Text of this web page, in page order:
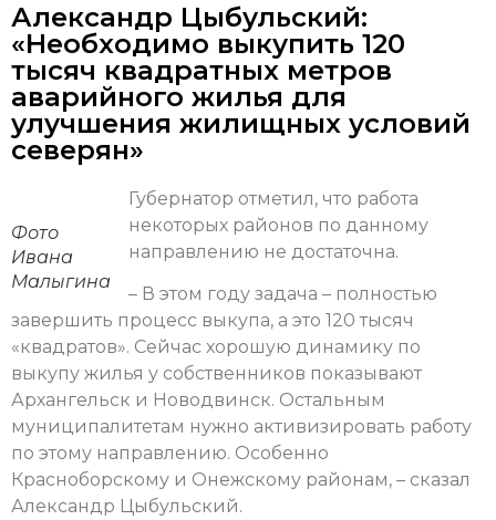
Александр Цыбульский:
«Необходимо выкупить 120
тысяч квадратных метров
аварийного жилья для
улучшения жилищных условий
северян»
Фото
Ивана
Малыгина
Губернатор отметил, что работа
некоторых районов по данному
направлению не достаточна.
– В этом году задача – полностью
завершить процесс выкупа, а это 120 тысяч
«квадратов». Сейчас хорошую динамику по
выкупу жилья у собственников показывают
Архангельск и Новодвинск. Остальным
муниципалитетам нужно активизировать работу
по этому направлению. Особенно
Красноборскому и Онежскому районам, – сказал
Александр Цыбульский.